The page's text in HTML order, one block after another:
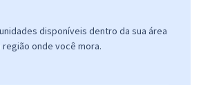
disponíveis dentro da sua área
onde você mora.